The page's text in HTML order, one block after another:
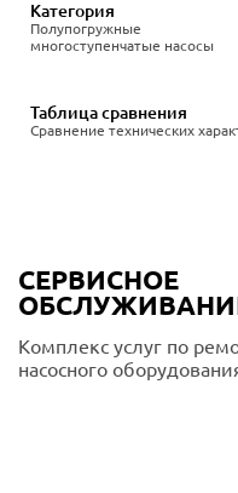
Полупогружные
многоступенчатые насосы
Категория
Сравнение технических
Таблица сравнения
СЕРВИСНОЕ
Комплекс услуг по
насосного